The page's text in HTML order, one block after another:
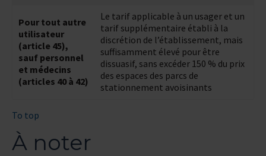
Pour tout autre
utilisateur
(article 45),
sauf personnel
et médecins
(articles 40 à 42)
Le tarif applicable à un usager et un
tarif supplémentaire établi à la
discrétion de l’établissement, mais
suffisamment élevé pour être
dissuasif, sans excéder 150 % du prix
des espaces des parcs de
stationnement avoisinants
To top
À noter